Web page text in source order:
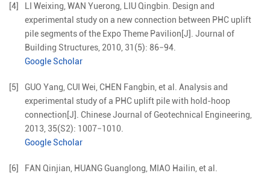
[4] Weixing WAN Yuerong LIUQingbin
Design and
experimental study on a new connection between PHC uplift
pile segments of the Expo Theme Pavilion[J]. Journal of
Building Structures, 2010 31 (5): 86−94
Google Scholar
[5] GUO Yang CUI Wei CHEN Fangbin et al
Analysis and
experimental study of a PHC uplift pile with hold-hoop
connection[J]. Chinese Journal of Geotechnical Engineering,
2013 35(S2): 1007−1010
Google Scholar
[6] FAN Qinjian HUANGGuanglong MIAO Hailin et al